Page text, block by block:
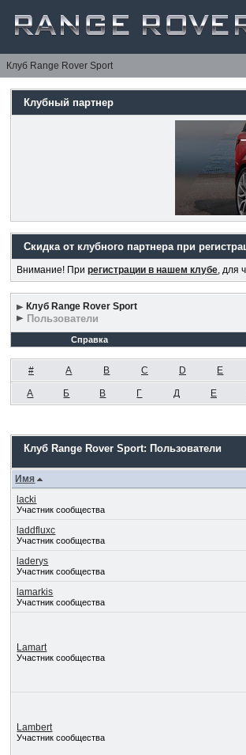
Клуб Range Rover Sport
Клубный партнер
Скидка от клубного партнера при
Внимание! Прирегистрации в нашем клубе, для
Клуб Range Rover Sport
Пользователи
Справка
# A B C D E
А Б В Г Д Е
Клуб Range Rover Sport: Пользователи
Имя
lacki
Участник сообщества
laddfluxc
Участник сообщества
laderys
Участник сообщества
lamarkis
Участник сообщества
Lamart
Участник сообщества
Lambert
Участник сообщества